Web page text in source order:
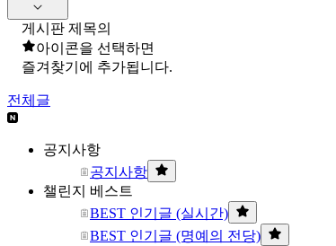
게시판 제목의
아이콘을 선택하면
즐겨찾기에 추가됩니다.
전체글
공지사항
공지사항
챌린지 베스트
BEST 인기글 (실시간)
BEST 인기글 (명예의 전당)